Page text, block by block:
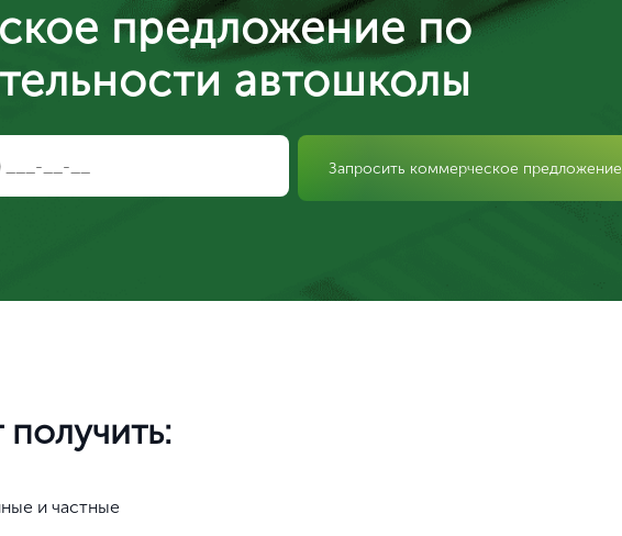
предложение по
автошколы
Запросить коммерческое предложение
и частные